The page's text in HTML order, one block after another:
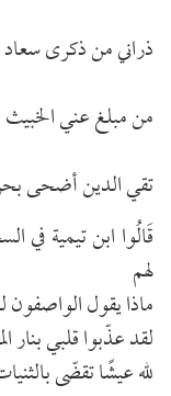
ذراني من ذكرى
من مبلغ عني الخبيث
تقي الدين أضحى
قَالُوا ابن تيمية في
لهم
ماذا يقول الواصفون
لقد عذّبوا قلبي بنار
لله عيشًا تقضّى